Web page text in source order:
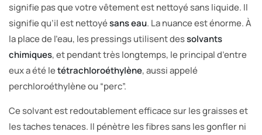
signifie pas que votre vêtement est nettoyé sans liquide. Il
signifie qu’il est nettoyésans eau. La nuance est énorme. À
la place de l’eau, les pressings utilisent dessolvants
chimiques, et pendant très longtemps, le principal d’entre
eux a été letétrachloroéthylène, aussi appelé
perchloroéthylène ou “perc”.
Ce solvant est redoutablement efficace sur les graisses et
les taches tenaces. Il pénètre les fibres sans les gonfler ni